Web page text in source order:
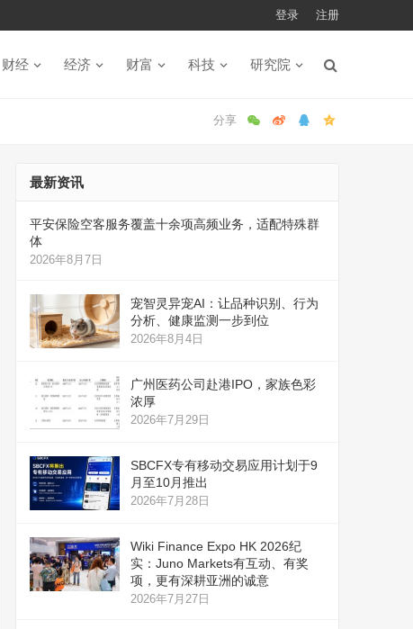
登录 注册
财经 经济 财富 科技 研究院
最新资讯
平安保险空客服务覆盖十余项高频业务，适配特殊群
体
2026年8月7日
宠智灵异宠AI：让品种识别、行为
分析、健康监测一步到位
2026年8月4日
广州医药公司赴港IPO，家族色彩
浓厚
2026年7月29日
SBCFX专有移动交易应用计划于9
月至10月推出
2026年7月28日
Wiki Finance Expo HK 2026纪
实：Juno Markets有互动、有奖
项，更有深耕亚洲的诚意
2026年7月27日